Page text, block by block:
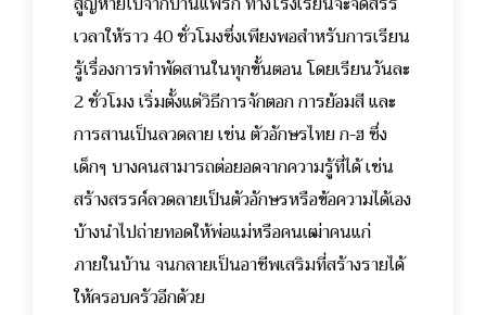
เวลาให้ราว 40 ชั่วโมงซึ่งเพียงพอสำหรับการเรียน
รู้เรื่องการทำพัดสานในทุกขั้นตอน โดยเรียนวันละ
2 ชั่วโมง เริ่มตั้งแต่วิธีการจักตอก การย้อมสี และ
การสานเป็นลวดลาย เช่น ตัวอักษรไทย ก-ฮ ซึ่ง
เด็กๆ บางคนสามารถต่อยอดจากความรู้ที่ได้ เช่น
สร้างสรรค์ลวดลายเป็นตัวอักษรหรือข้อความได้เอง
บ้างนำไปถ่ายทอดให้พ่อแม่หรือคนเฒ่าคนแก่
ภายในบ้าน จนกลายเป็นอาชีพเสริมที่สร้างรายได้
ให้ครอบครัวอีกด้วย